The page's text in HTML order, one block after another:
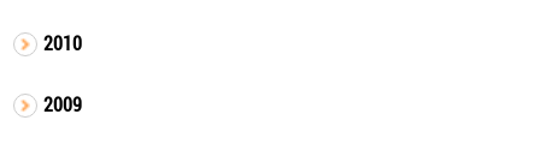
2010
2009